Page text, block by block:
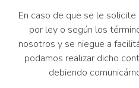
En caso de que se le
por ley o según los
nosotros y se niegue a
podamos realizar dicho
debiendo